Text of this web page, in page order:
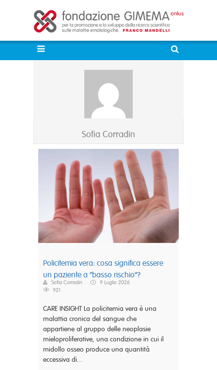
Sofia Corradin
Policitemia vera: cosa significa essere
un paziente a “basso rischio”?
Sofia Corradin
9 Luglio 2026
921
CARE INSIGHT La policitemia vera è una
malattia cronica del sangue che
appartiene al gruppo delle neoplasie
mieloproliferative, una condizione in cui il
midollo osseo produce una quantità
eccessiva di...